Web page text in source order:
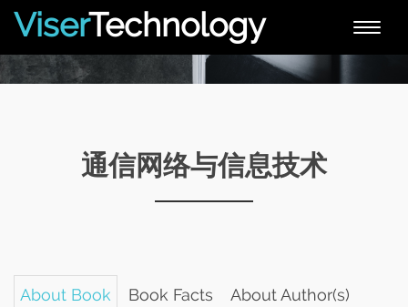
Toggle
ViserTechnology
通信网络与信息技术
About Book Book Facts About Author(s)